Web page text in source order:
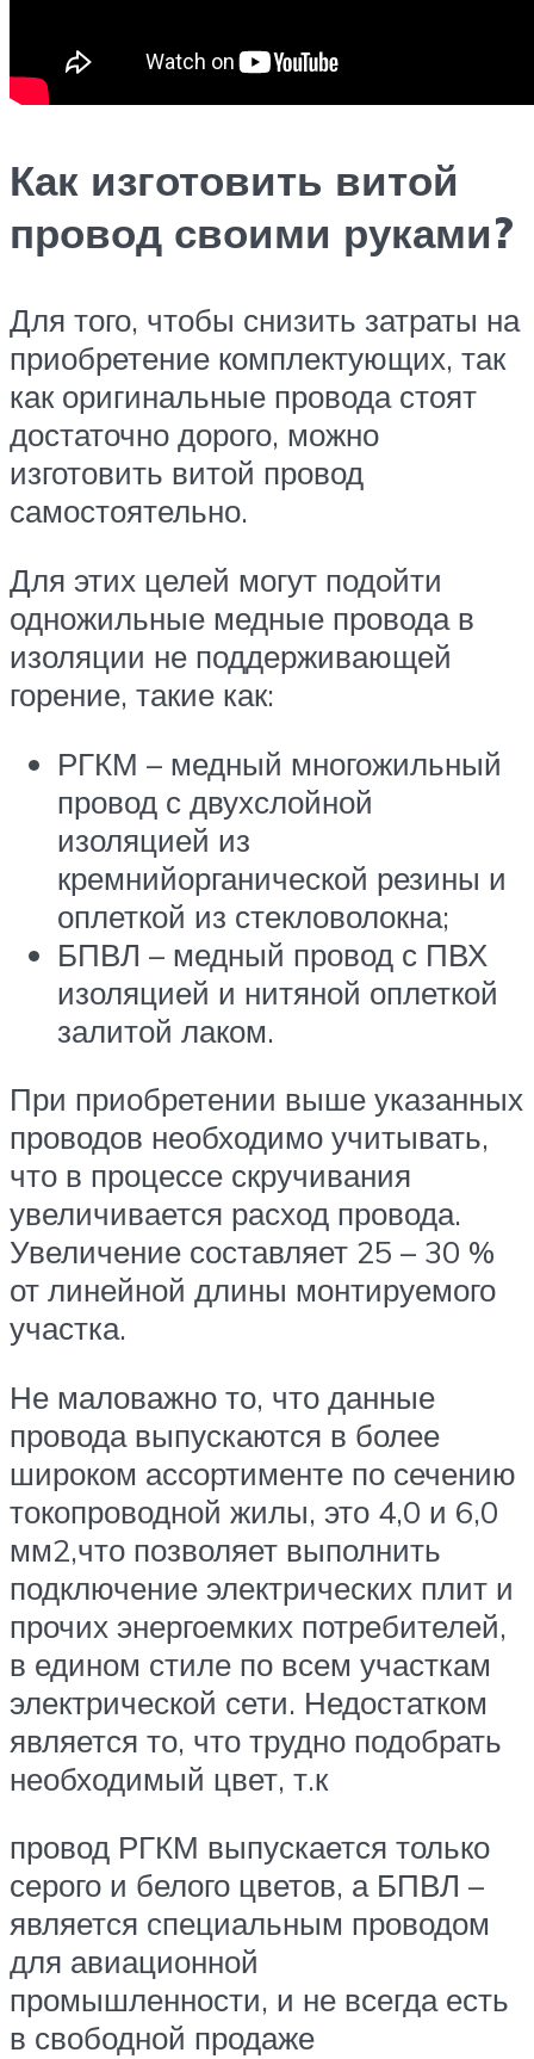
Как изготовить витой
провод своими руками?
Для того, чтобы снизить затраты на
приобретение комплектующих, так
как оригинальные провода стоят
достаточно дорого, можно
изготовить витой провод
самостоятельно.
Для этих целей могут подойти
одножильные медные провода в
изоляции не поддерживающей
горение, такие как:
РГКМ – медный многожильный
провод с двухслойной
изоляцией из
кремнийорганической резины и
оплеткой из стекловолокна;
БПВЛ – медный провод с ПВХ
изоляцией и нитяной оплеткой
залитой лаком.
При приобретении выше указанных
проводов необходимо учитывать,
что в процессе скручивания
увеличивается расход провода.
Увеличение составляет 25 – 30 %
от линейной длины монтируемого
участка.
Не маловажно то, что данные
провода выпускаются в более
широком ассортименте по сечению
токопроводной жилы, это 4,0 и 6,0
мм2,что позволяет выполнить
подключение электрических плит и
прочих энергоемких потребителей,
в едином стиле по всем участкам
электрической сети. Недостатком
является то, что трудно подобрать
необходимый цвет, т.к
провод РГКМ выпускается только
серого и белого цветов, а БПВЛ –
является специальным проводом
для авиационной
промышленности, и не всегда есть
в свободной продаже